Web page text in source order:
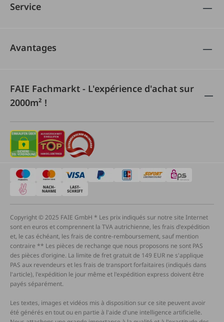
Service
Avantages
FAIE Fachmarkt - L'expérience d'achat sur
2000m² !
Copyright © 2025 FAIE GmbH * Les prix indiqués sur notre site Internet
sont en euros et comprennent la TVA autrichienne, les frais d'expédition
et, le cas échéant, les frais de contre-remboursement, sauf mention
contraire ** Les pièces de rechange que nous proposons ne sont PAS
des pièces d'origine. La limite de fret gratuit de 149 EUR ne s'applique
PAS aux revendeurs et les frais de transport forfaitaires (indiqués dans
l'article), l'expédition le jour même et l'expédition express doivent être
payés séparément.
Les textes, images et vidéos mis à disposition sur ce site peuvent avoir
été générés en tout ou en partie à l'aide d'une intelligence artificielle.